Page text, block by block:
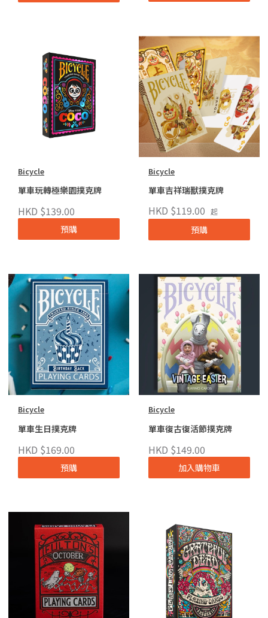
Bicycle
單車玩轉極樂園撲克牌
HKD $139.00
預購
Bicycle
單車吉祥瑞獸撲克牌
HKD $119.00 起
預購
Bicycle
單車生日撲克牌
HKD $169.00
預購
Bicycle
單車復古復活節撲克牌
HKD $149.00
加入購物車